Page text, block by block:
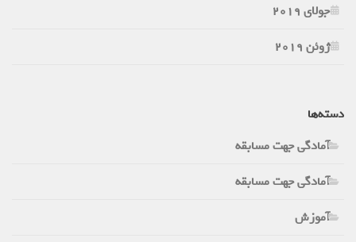
جولای 2019
ژوئن 2019
دسته‌ها
آمادگی جهت مسابقه
آمادگی جهت مسابقه
آموزش